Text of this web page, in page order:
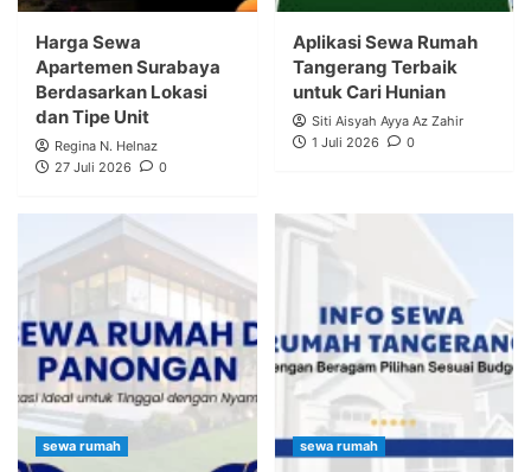
Harga Sewa
Apartemen Surabaya
Berdasarkan Lokasi
dan Tipe Unit
Regina N. Helnaz
27 Juli 2026
0
Aplikasi Sewa Rumah
Tangerang Terbaik
untuk Cari Hunian
Siti Aisyah Ayya Az Zahir
1 Juli 2026
0
sewa rumah sewa rumah